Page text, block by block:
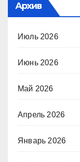
Архив
Июль 2026
Июнь 2026
Май 2026
Апрель 2026
Январь 2026